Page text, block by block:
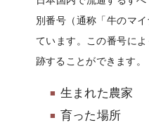
別番号（通称「牛のマ
ています。この番号に
跡することができます。
生まれた農家
育った場所